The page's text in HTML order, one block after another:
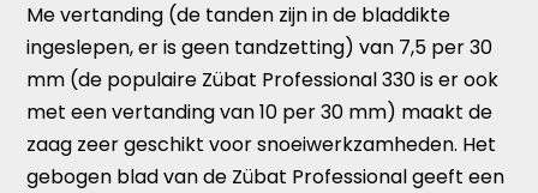
Me vertanding (de tanden zijn in de bladdikte
ingeslepen, er is geen tandzetting) van 7,5 per 30
mm (de populaire Zübat Professional 330 is er ook
met een vertanding van 10 per 30 mm) maakt de
zaag zeer geschikt voor snoeiwerkzamheden. Het
gebogen blad van de Zübat Professional geeft een